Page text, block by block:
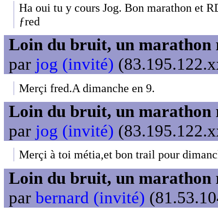
Ha oui tu y cours Jog. Bon marathon et
ƒred
Loin du bruit, un marathon
par jog (invité)
Merçi fred.A dimanche en 9.
Loin du bruit, un marathon
par jog (invité)
Merçi à toi métia,et bon trail pour
Loin du bruit, un marathon
par bernard (invité)